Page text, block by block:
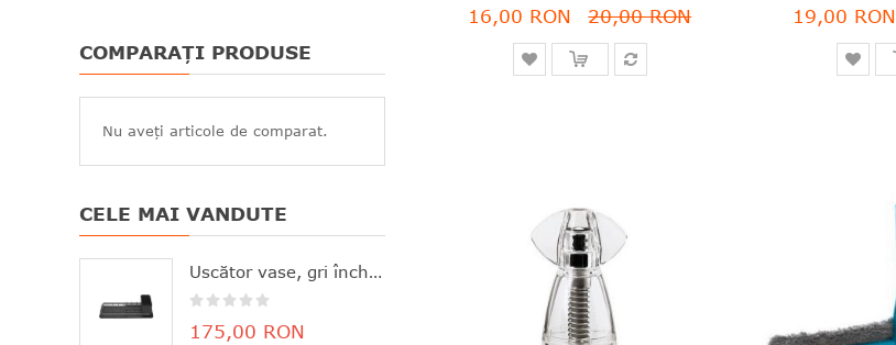
16,00 RON 20,00 RON 19,00 RON
COMPARAȚI PRODUSE
Nu aveți articole de comparat.
CELE MAI VANDUTE
Uscător vase, gri închis, aluminiu+plastic, 46.3x20x12.6 cm, Brabantia - 8710755117268
175,00 RON